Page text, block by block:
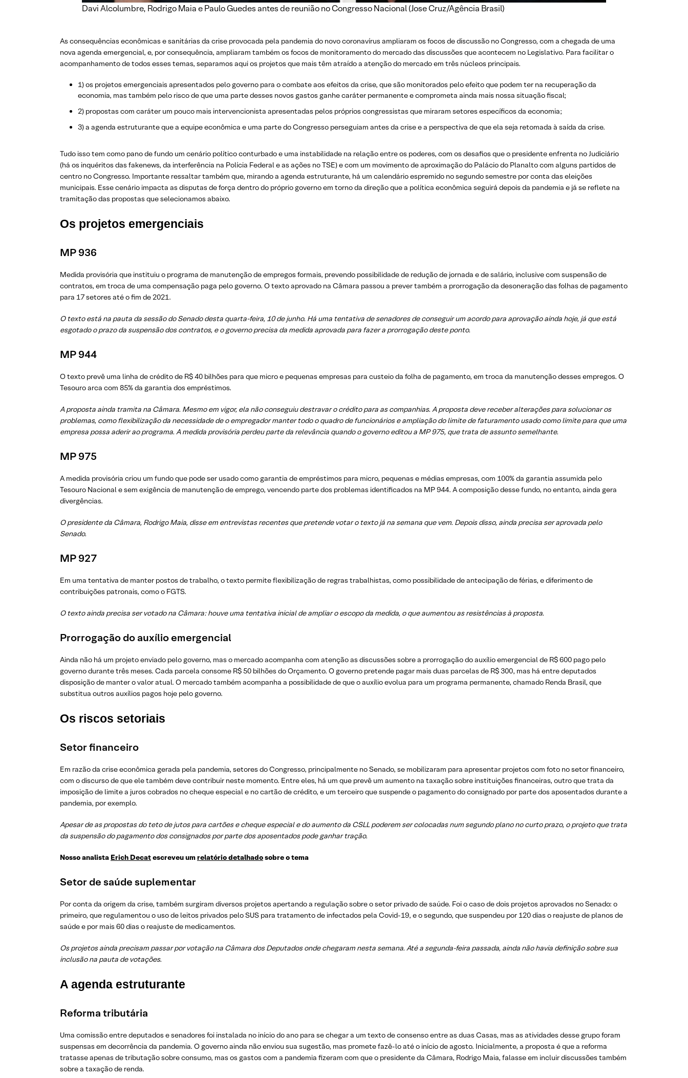
Davi Alcolumbre, Rodrigo Maia e Paulo Guedes antes de reunião no Congresso Nacional (Jose Cruz/Agência Brasil)
As consequências econômicas e sanitárias da crise provocada pela pandemia do novo coronavírus ampliaram os focos de discussão no Congresso, com a chegada de uma
nova agenda emergencial, e, por consequência, ampliaram também os focos de monitoramento do mercado das discussões que acontecem no Legislativo. Para facilitar o
acompanhamento de todos esses temas, separamos aqui os projetos que mais têm atraído a atenção do mercado em três núcleos principais.
1) os projetos emergenciais apresentados pelo governo para o combate aos efeitos da crise, que são monitorados pelo efeito que podem ter na recuperação da
economia, mas também pelo risco de que uma parte desses novos gastos ganhe caráter permanente e comprometa ainda mais nossa situação fiscal;
2) propostas com caráter um pouco mais intervencionista apresentadas pelos próprios congressistas que miraram setores específicos da economia;
3) a agenda estruturante que a equipe econômica e uma parte do Congresso perseguiam antes da crise e a perspectiva de que ela seja retomada à saída da crise.
Tudo isso tem como pano de fundo um cenário político conturbado e uma instabilidade na relação entre os poderes, com os desafios que o presidente enfrenta no Judiciário
(há os inquéritos das fakenews, da interferência na Polícia Federal e as ações no TSE) e com um movimento de aproximação do Palácio do Planalto com alguns partidos de
centro no Congresso. Importante ressaltar também que, mirando a agenda estruturante, há um calendário espremido no segundo semestre por conta das eleições
municipais. Esse cenário impacta as disputas de força dentro do próprio governo em torno da direção que a política econômica seguirá depois da pandemia e já se reflete na
tramitação das propostas que selecionamos abaixo.
Os projetos emergenciais
MP 936
Medida provisória que instituiu o programa de manutenção de empregos formais, prevendo possibilidade de redução de jornada e de salário, inclusive com suspensão de
contratos, em troca de uma compensação paga pelo governo. O texto aprovado na Câmara passou a prever também a prorrogação da desoneração das folhas de pagamento
para 17 setores até o fim de 2021.
O texto está na pauta da sessão do Senado desta quarta-feira, 10 de junho. Há uma tentativa de senadores de conseguir um acordo para aprovação ainda hoje, já que está
esgotado o prazo da suspensão dos contratos, e o governo precisa da medida aprovada para fazer a prorrogação deste ponto.
MP 944
O texto prevê uma linha de crédito de R$ 40 bilhões para que micro e pequenas empresas para custeio da folha de pagamento, em troca da manutenção desses empregos. O
Tesouro arca com 85% da garantia dos empréstimos.
A proposta ainda tramita na Câmara. Mesmo em vigor, ela não conseguiu destravar o crédito para as companhias. A proposta deve receber alterações para solucionar os
problemas, como flexibilização da necessidade de o empregador manter todo o quadro de funcionários e ampliação do limite de faturamento usado como limite para que uma
empresa possa aderir ao programa. A medida provisória perdeu parte da relevância quando o governo editou a MP 975, que trata de assunto semelhante.
MP 975
A medida provisória criou um fundo que pode ser usado como garantia de empréstimos para micro, pequenas e médias empresas, com 100% da garantia assumida pelo
Tesouro Nacional e sem exigência de manutenção de emprego, vencendo parte dos problemas identificados na MP 944. A composição desse fundo, no entanto, ainda gera
divergências.
O presidente da Câmara, Rodrigo Maia, disse em entrevistas recentes que pretende votar o texto já na semana que vem. Depois disso, ainda precisa ser aprovada pelo
Senado.
MP 927
Em uma tentativa de manter postos de trabalho, o texto permite flexibilização de regras trabalhistas, como possibilidade de antecipação de férias, e diferimento de
contribuições patronais, como o FGTS.
O texto ainda precisa ser votado na Câmara: houve uma tentativa inicial de ampliar o escopo da medida, o que aumentou as resistências à proposta.
Prorrogação do auxílio emergencial
Ainda não há um projeto enviado pelo governo, mas o mercado acompanha com atenção as discussões sobre a prorrogação do auxílio emergencial de R$ 600 pago pelo
governo durante três meses. Cada parcela consome R$ 50 bilhões do Orçamento. O governo pretende pagar mais duas parcelas de R$ 300, mas há entre deputados
disposição de manter o valor atual. O mercado também acompanha a possibilidade de que o auxílio evolua para um programa permanente, chamado Renda Brasil, que
substitua outros auxílios pagos hoje pelo governo.
Os riscos setoriais
Setor financeiro
Em razão da crise econômica gerada pela pandemia, setores do Congresso, principalmente no Senado, se mobilizaram para apresentar projetos com foto no setor financeiro,
com o discurso de que ele também deve contribuir neste momento. Entre eles, há um que prevê um aumento na taxação sobre instituições financeiras, outro que trata da
imposição de limite a juros cobrados no cheque especial e no cartão de crédito, e um terceiro que suspende o pagamento do consignado por parte dos aposentados durante a
pandemia, por exemplo.
Apesar de as propostas do teto de jutos para cartões e cheque especial e do aumento da CSLL poderem ser colocadas num segundo plano no curto prazo, o projeto que trata
da suspensão do pagamento dos consignados por parte dos aposentados pode ganhar tração.
Nosso analista Erich Decatescreveu umrelatório detalhadosobre o tema
Setor de saúde suplementar
Por conta da origem da crise, também surgiram diversos projetos apertando a regulação sobre o setor privado de saúde. Foi o caso de dois projetos aprovados no Senado: o
primeiro, que regulamentou o uso de leitos privados pelo SUS para tratamento de infectados pela Covid-19, e o segundo, que suspendeu por 120 dias o reajuste de planos de
saúde e por mais 60 dias o reajuste de medicamentos.
Os projetos ainda precisam passar por votação na Câmara dos Deputados onde chegaram nesta semana. Até a segunda-feira passada, ainda não havia definição sobre sua
inclusão na pauta de votações.
A agenda estruturante
Reforma tributária
Uma comissão entre deputados e senadores foi instalada no início do ano para se chegar a um texto de consenso entre as duas Casas, mas as atividades desse grupo foram
suspensas em decorrência da pandemia. O governo ainda não enviou sua sugestão, mas promete fazê-lo até o início de agosto. Inicialmente, a proposta é que a reforma
tratasse apenas de tributação sobre consumo, mas os gastos com a pandemia fizeram com que o presidente da Câmara, Rodrigo Maia, falasse em incluir discussões também
sobre a taxação de renda.